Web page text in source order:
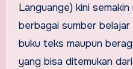
Languange) kini
berbagai sumber
buku teks maupun
yang bisa ditemukan